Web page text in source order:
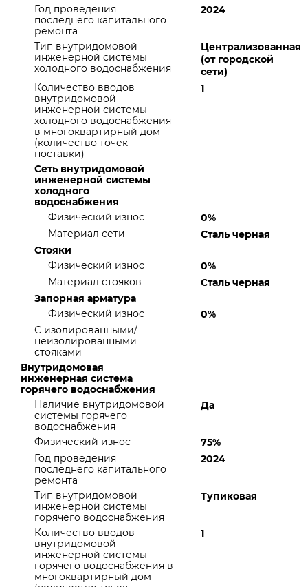
Год проведения
последнего капитального
ремонта
2024
Тип внутридомовой
инженерной системы
холодного водоснабжения
Централизованная
(от городской
сети)
Количество вводов
внутридомовой
инженерной системы
холодного водоснабжения
в многоквартирный дом
(количество точек
поставки)
1
Сеть внутридомовой
инженерной системы
холодного
водоснабжения
Физический износ
0%
Материал сети
Сталь черная
Стояки
Физический износ
0%
Материал стояков
Сталь черная
Запорная арматура
Физический износ
0%
С изолированными/
неизолированными
стояками
Внутридомовая
инженерная система
горячего водоснабжения
Наличие внутридомовой
системы горячего
водоснабжения
Да
Физический износ
75%
Год проведения
последнего капитального
ремонта
2024
Тип внутридомовой
инженерной системы
горячего водоснабжения
Тупиковая
Количество вводов
внутридомовой
инженерной системы
горячего водоснабжения в
многоквартирный дом
1